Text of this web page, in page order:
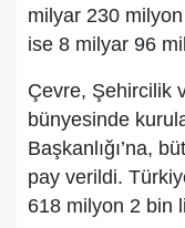
milyar 230
ise 8 milyar 96
Çevre, Şehircilik
bünyesinde
Başkanlığı’na,
pay verildi.
618 milyon 2 bin